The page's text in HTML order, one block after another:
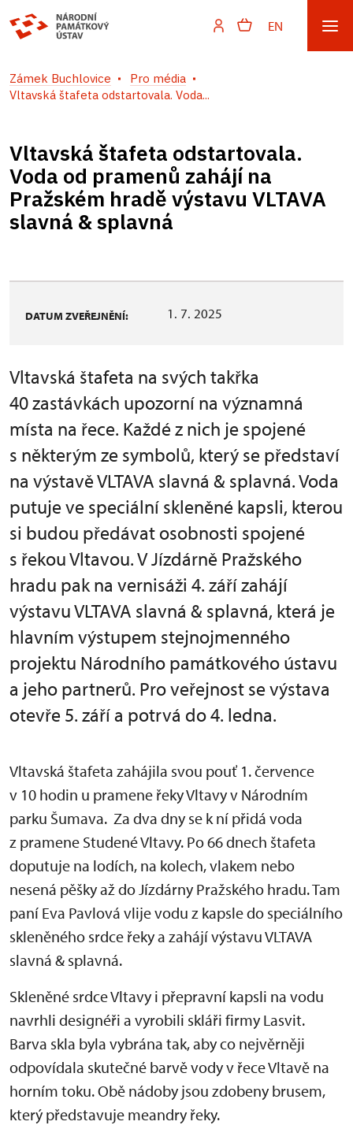
EN
Zámek Buchlovice
Pro média
Vltavská štafeta odstartovala. Voda...
Vltavská štafeta odstartovala.
Voda od pramenů zahájí na
Pražském hradě výstavu VLTAVA
slavná & splavná
DATUM ZVEŘEJNĚNÍ: 1. 7. 2025
Vltavská štafeta na svých takřka
40 zastávkách upozorní na významná
místa na řece. Každé z nich je spojené
s některým ze symbolů, který se představí
na výstavě VLTAVA slavná & splavná. Voda
putuje ve speciální skleněné kapsli, kterou
si budou předávat osobnosti spojené
s řekou Vltavou. V Jízdárně Pražského
hradu pak na vernisáži 4. září zahájí
výstavu VLTAVA slavná & splavná, která je
hlavním výstupem stejnojmenného
projektu Národního památkového ústavu
a jeho partnerů. Pro veřejnost se výstava
otevře 5. září a potrvá do 4. ledna.
Vltavská štafeta zahájila svou pouť 1. července
v 10 hodin u pramene řeky Vltavy v Národním
parku Šumava. Za dva dny se k ní přidá voda
z pramene Studené Vltavy. Po 66 dnech štafeta
doputuje na lodích, na kolech, vlakem nebo
nesená pěšky až do Jízdárny Pražského hradu. Tam
paní Eva Pavlová vlije vodu z kapsle do speciálního
skleněného srdce řeky a zahájí výstavu VLTAVA
slavná & splavná.
Skleněné srdce Vltavy i přepravní kapsli na vodu
navrhli designéři a vyrobili skláři firmy Lasvit.
Barva skla byla vybrána tak, aby co nejvěrněji
odpovídala skutečné barvě vody v řece Vltavě na
horním toku. Obě nádoby jsou zdobeny brusem,
který představuje meandry řeky.